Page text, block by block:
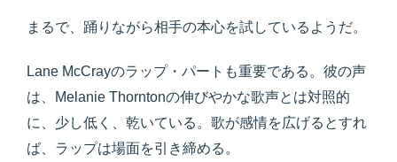
まるで、踊りながら相手の本心を試しているようだ。
Lane McCrayのラップ・パートも重要である。彼の声
は、Melanie Thorntonの伸びやかな歌声とは対照的
に、少し低く、乾いている。歌が感情を広げるとすれ
ば、ラップは場面を引き締める。